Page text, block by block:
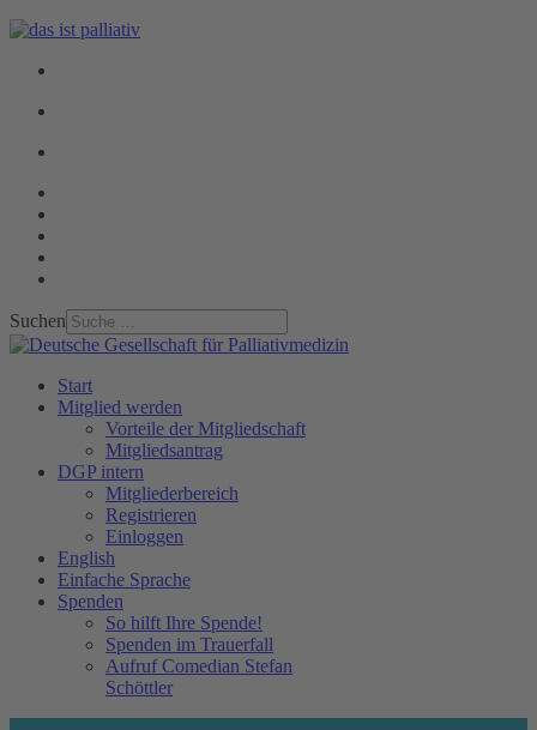
Suchen
Start
Mitglied werden
Vorteile der Mitgliedschaft
Mitgliedsantrag
DGP intern
Mitgliederbereich
Registrieren
Einloggen
English
Einfache Sprache
Spenden
So hilft Ihre Spende!
Spenden im Trauerfall
Aufruf Comedian Stefan
Schöttler